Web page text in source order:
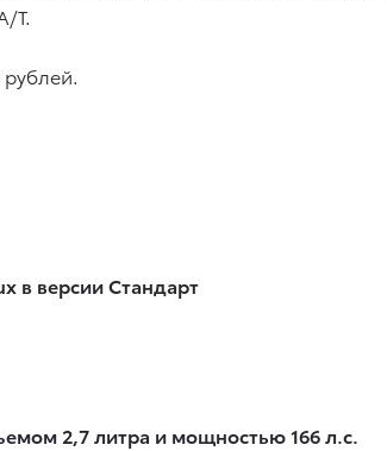
Т.
рублей.
в версии Стандарт
2,7 литра и мощностью 166 л.с.